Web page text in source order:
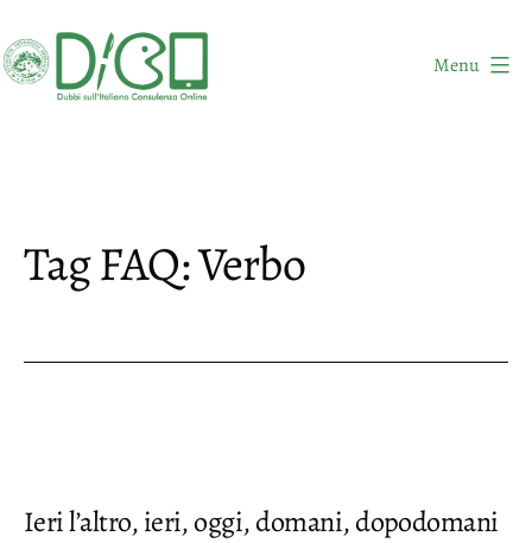
al
contenuto
Consulenza
Menu
Tag FAQ:Verbo
Ieri l’altro, ieri, oggi, domani, dopodomani